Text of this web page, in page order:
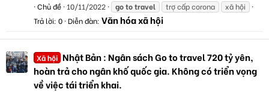
Chủ đề 10/11/2022 gototravel trợ cấp corona
xã hội
Trả lời: 0 Diễn đàn: Văn hóa xã hội
Xã hội Nhật Bản : Ngân sách Go to travel 720 tỷ yên,
hoàn trả cho ngân khố quốc gia. Không có triển vọng
về việc tái triển khai.